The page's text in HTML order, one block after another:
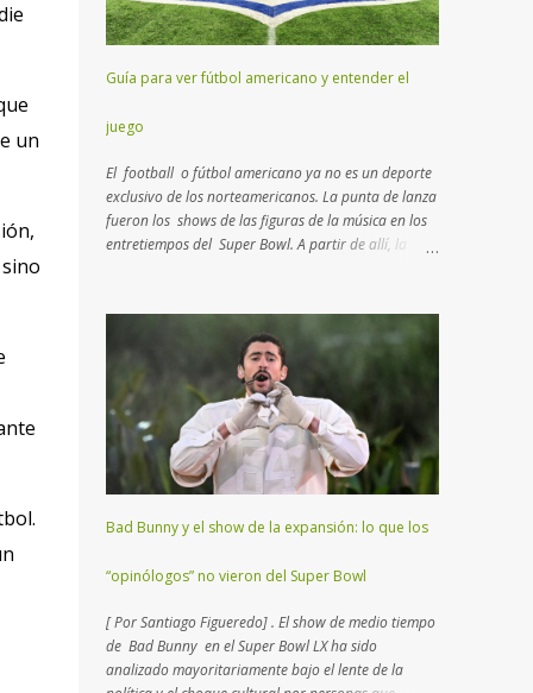
un
Guía para ver fútbol americano y entender el
juego
El football o fútbol americano ya no es un deporte
exclusivo de los norteamericanos. La punta de lanza
fueron los shows de las figuras de la música en los
entretiempos del Super Bowl. A partir de allí, la
que no es rugby ni fútbol. Aquí un breve manual con
lo más importante que tenés que saber para
entender el juego… Muchos consideran al football
como un deporte de contacto . Si bien es cierto, hay
características más atractivas para detallar. Esta
disciplina es un “ ajedrez humano ”, como el que
practicaban los reyes en la edad media con actores
reales en un campo abierto. En lugar de 16 piezas,
el terreno, donde cada uno deberá transitar yardas
balón ovalado. El Super Bowl (o Super Tazón) es la
Bad Bunny y el show de la expansión: lo que los
“opinólogos” no vieron del Super Bowl
[ Por Santiago Figueredo] . El show de medio tiempo
de Bad Bunny en el Super Bowl LX ha sido
analizado mayoritariamente bajo el lente de la